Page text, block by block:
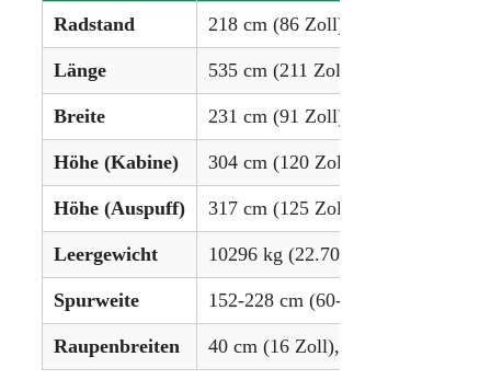
Radstand 218 cm (86 Zoll)
Länge 535 cm (211 Zoll)
Breite 231 cm (91 Zoll)
Höhe (Kabine) 304 cm (120 Zoll)
Höhe (Auspuff) 317 cm (125 Zoll)
Leergewicht 10296 kg (22.700 lbs)
Spurweite 152-228 cm (60-90 Zoll)
Raupenbreiten 40 cm (16 Zoll), 45 cm (18 Zoll),